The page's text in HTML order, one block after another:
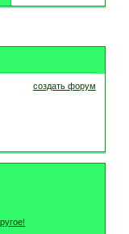
создать форум